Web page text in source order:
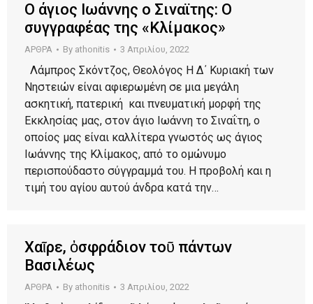
O άγιος Ιωάννης ο Σιναϊτης: Ο
συγγραφέας της «Κλίμακος»
ΑΡΘΡΑ By athonitis 3 Απριλίου, 2022
Λάμπρος Σκόντζος, Θεολόγος Η Δ΄ Κυριακή των
Νηστειών είναι αφιερωμένη σε μια μεγάλη
ασκητική, πατερική και πνευματική μορφή της
Εκκλησίας μας, στον άγιο Ιωάννη το Σιναΐτη, ο
οποίος μας είναι καλλίτερα γνωστός ως άγιος
Ιωάννης της Κλίμακος, από το ομώνυμο
περισπούδαστο σύγγραμμά του. Η προβολή και η
τιμή του αγίου αυτού άνδρα κατά την…
Χαῖρε, ὀσφράδιον τοῦ πάντων
Βασιλέως
ΑΡΘΡΑ By athonitis 3 Απριλίου, 2022